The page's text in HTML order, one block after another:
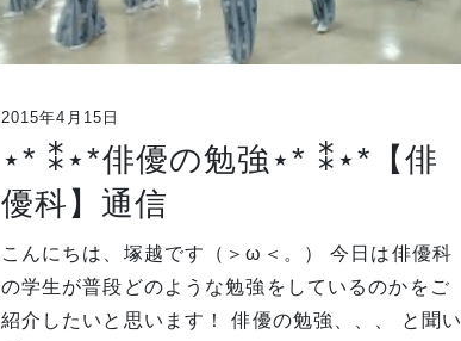
2015年4月15日
⋆* ⁑⋆*俳優の勉強⋆* ⁑⋆*【俳
優科】通信
こんにちは、塚越です（＞ω＜。） 今日は俳優科
の学生が普段どのような勉強をしているのかをご
紹介したいと思います！ 俳優の勉強、、、 と聞い